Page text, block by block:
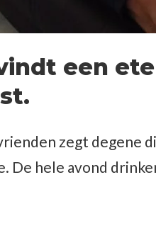
een
zegt degene
De hele avond